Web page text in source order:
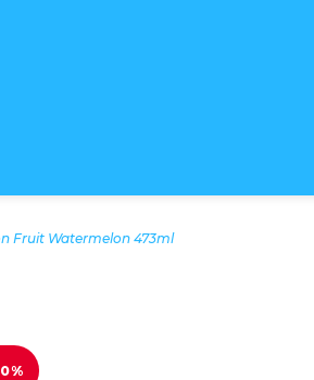
Fruit Watermelon 473ml